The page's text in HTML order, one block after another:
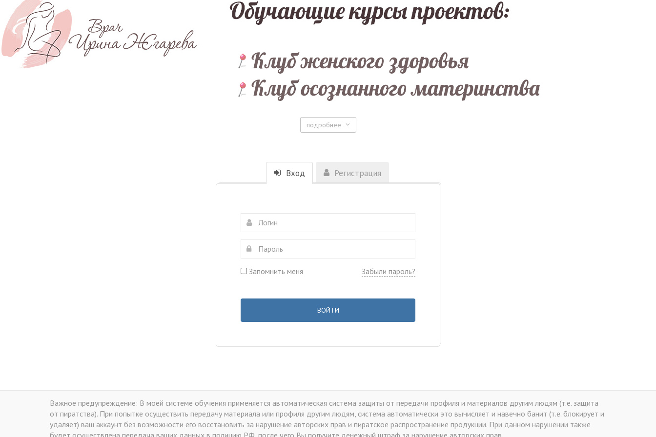
подробнее
Вход Регистрация
Запомнить меня Забыли пароль?
ВОЙТИ
Важное предупреждение: В моей системе обучения применяется автоматическая система защиты от передачи профиля и материалов другим людям (т.е. защита
от пиратства). При попытке осуществить передачу материала или профиля другим людям, система автоматически это вычисляет и навечно банит (т.е. блокирует и
удаляет) ваш аккаунт без возможности его восстановить за нарушение авторских прав и пиратское распространение продукции. При данном нарушении также
будет осуществлена передача ваших данных в полицию РФ, после чего Вы получите денежный штраф за нарушение авторских прав.